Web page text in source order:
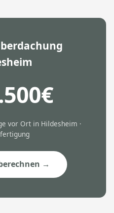
vor Ort in Hildesheim ·
→